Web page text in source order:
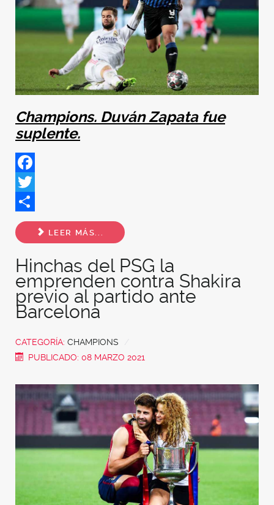
Champions. Duván Zapata fue
suplente.
Facebook
Twitter
Share
LEER MÁS...
Hinchas del PSG la
emprenden contra Shakira
previo al partido ante
Barcelona
CATEGORÍA: CHAMPIONS
PUBLICADO: 08 MARZO 2021